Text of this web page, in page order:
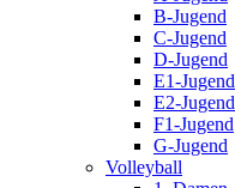
B-Jugend
C-Jugend
D-Jugend
E1-Jugend
E2-Jugend
F1-Jugend
G-Jugend
Volleyball